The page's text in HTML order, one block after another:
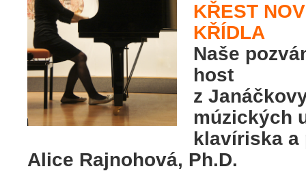
KŘEST
KŘÍDLA
Naše
host
z
múzických
klavíriska
Alice Rajnohová, Ph.D.